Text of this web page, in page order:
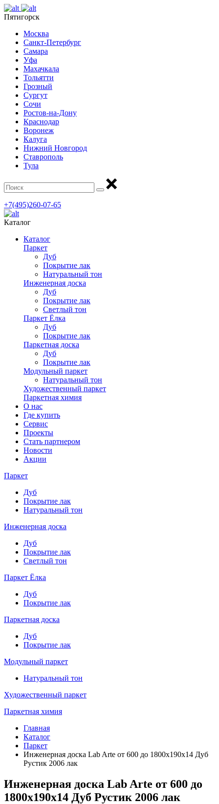
Пятигорск
Москва
Санкт-Петербург
Самара
Уфа
Махачкала
Тольятти
Грозный
Сургут
Сочи
Ростов-на-Дону
Краснодар
Воронеж
Калуга
Нижний Новгород
Ставрополь
Тула
+7(495)260-07-65
Каталог
Каталог
Паркет
Дуб
Покрытие лак
Натуральный тон
Инженерная доска
Дуб
Покрытие лак
Светлый тон
Паркет Ёлка
Дуб
Покрытие лак
Паркетная доска
Дуб
Покрытие лак
Модульный паркет
Натуральный тон
Художественный паркет
Паркетная химия
О нас
Где купить
Сервис
Проекты
Стать партнером
Новости
Акции
Паркет
Дуб
Покрытие лак
Натуральный тон
Инженерная доска
Дуб
Покрытие лак
Светлый тон
Паркет Ёлка
Дуб
Покрытие лак
Паркетная доска
Дуб
Покрытие лак
Модульный паркет
Натуральный тон
Художественный паркет
Паркетная химия
Главная
Каталог
Паркет
Инженерная доска Lab Arte от 600 до 1800х190х14 Дуб
Рустик 2006 лак
Инженерная доска Lab Arte от 600 до
1800х190х14 Дуб Рустик 2006 лак